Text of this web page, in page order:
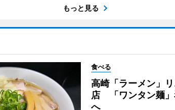
もっと見る
食べる
高崎「ラーメン」
店 「ワンタン麺」
へ